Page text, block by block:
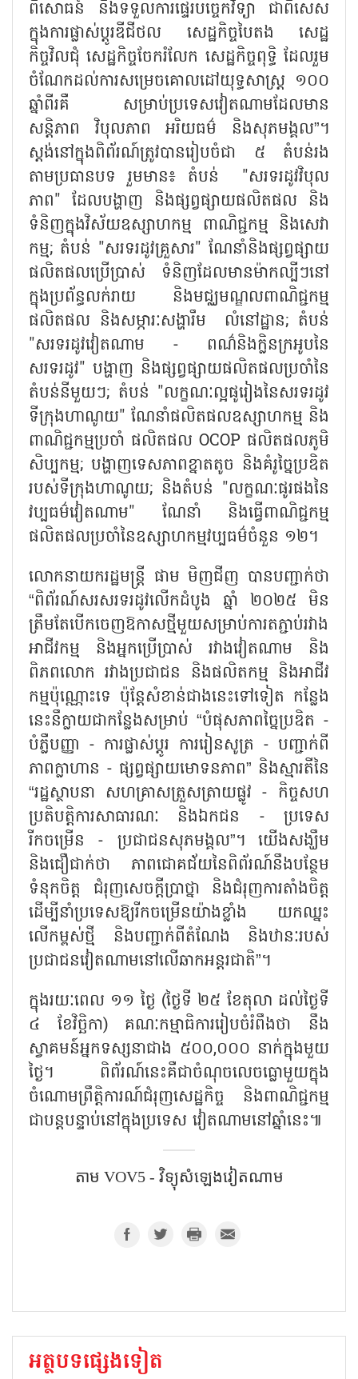
ពិសោធន៍ និងទទួលការផ្ទេរបច្ចេកវិទ្យា ជាពិសេស
ក្នុងការផ្លាស់ប្តូរឌីជីថល សេដ្ឋកិច្ចបៃតង សេដ្ឋ
កិច្ចវិលជុំ សេដ្ឋកិច្ចចែករំលែក សេដ្ឋកិច្ចពុទ្ធិ ដែលរួម
ចំណែកដល់ការសម្រេចគោលដៅយុទ្ធសាស្ត្រ ១០០
ឆ្នាំពីរគឺ សម្រាប់ប្រទេសវៀតណាមដែលមាន
សន្តិភាព វិបុលភាព អរិយធម៌ និងសុភមង្គល”។
ស្តង់នៅក្នុងពិព័រណ៍ត្រូវបានរៀបចំជា ៥ តំបន់រង
តាមប្រធានបទ រួមមាន៖ តំបន់ "សរទរដូវវិបុល
ភាព" ដែលបង្ហាញ និងផ្សព្វផ្សាយផលិតផល និង
ទំនិញក្នុងវិស័យឧស្សាហកម្ម ពាណិជ្ជកម្ម និងសេវា
កម្ម; តំបន់ "សរទរដូវគ្រួសារ" ណែនាំនិងផ្សព្វផ្សាយ
ផលិតផលប្រើប្រាស់ ទំនិញដែលមានម៉ាកល្បីៗនៅ
ក្នុងប្រព័ន្ធលក់រាយ និងមជ្ឈមណ្ឌលពាណិជ្ជកម្ម
ផលិតផល និងសម្ភារៈសង្ហារឹម លំនៅដ្ឋាន; តំបន់
"សរទរដូវវៀតណាម - ពណ៌និងក្លិនក្រអូបនៃ
សរទរដូវ" បង្ហាញ និងផ្សព្វផ្សាយផលិតផលប្រចាំនៃ
តំបន់នីមួយៗ; តំបន់ "លក្ខណៈល្អផូរៀងនៃសរទរដូវ
ទីក្រុងហាណូយ" ណែនាំផលិតផលឧស្សាហកម្ម និង
ពាណិជ្ជកម្មប្រចាំ ផលិតផល OCOP ផលិតផលភូមិ
សិប្បកម្ម; បង្ហាញទេសភាពខ្នាតតូច និងគំរូច្នៃប្រឌិត
របស់ទីក្រុងហាណូយ; និងតំបន់ "លក្ខណៈផូរផងនៃ
វប្បធម៌វៀតណាម" ណែនាំ និងធ្វើពាណិជ្ជកម្ម
ផលិតផលប្រចាំនៃឧស្សាហកម្មវប្បធម៌ចំនួន ១២។
លោកនាយករដ្ឋមន្ត្រី ផាម មិញជីញ បានបញ្ជាក់ថា
“ពិព័រណ៍សរសរទរដូវលើកដំបូង ឆ្នាំ ២០២៥ មិន
ត្រឹមតែបើកចេញឱកាសថ្មីមួយសម្រាប់ការតភ្ជាប់រវាង
អាជីវកម្ម និងអ្នកប្រើប្រាស់ រវាងវៀតណាម និង
ពិភពលោក រវាងប្រជាជន និងផលិតកម្ម និងអាជីវ
កម្មប៉ុណ្ណោះទេ ប៉ុន្តែសំខាន់ជាងនេះទៅទៀត កន្លែង
នេះនឹក្លាយជាកន្លែងសម្រាប់ “បំផុសភាពច្នៃប្រឌិត -
បំភ្លឺបញ្ញា - ការផ្លាស់ប្តូរ ការរៀនសូត្រ - បញ្ជាក់ពី
ភាពក្លាហាន - ផ្សព្វផ្សាយមោទនភាព” និងស្មារតីនៃ
“រដ្ឋស្ថាបនា សហគ្រាសត្រួសត្រាយផ្លូវ - កិច្ចសហ
ប្រតិបត្តិការសាធារណៈ និងឯកជន - ប្រទេស
រីកចម្រើន - ប្រជាជនសុភមង្គល”។ យើងសង្ឃឹម
និងជឿជាក់ថា ភាពជោគជ័យនៃពិព័រណ៍នឹងបន្ថែម
ទំនុកចិត្ត ជំរុញសេចក្តីប្រាថ្នា និងជំរុញការតាំងចិត្ត
ដើម្បីនាំប្រទេសឱ្យរីកចម្រើនយ៉ាងខ្លាំង យកឈ្នះ
លើកម្ពស់ថ្មី និងបញ្ជាក់ពីតំណែង និងឋានៈរបស់
ប្រជាជនវៀតណាមនៅលើឆាកអន្តរជាតិ”។
ក្នុងរយៈពេល ១១ ថ្ងៃ (ថ្ងៃទី ២៥ ខែតុលា ដល់ថ្ងៃទី
៤ ខែវិច្ឆិកា) គណៈកម្មាធិការរៀបចំរំពឹងថា នឹង
ស្វាគមន៍អ្នកទស្សនាជាង ៥០០,០០០ នាក់ក្នុងមួយ
ថ្ងៃ។ ពិព័រណ៍នេះគឺជាចំណុចលេចធ្លោមួយក្នុង
ចំណោមព្រឹត្តិការណ៍ជំរុញសេដ្ឋកិច្ច និងពាណិជ្ជកម្ម
ជាបន្តបន្ទាប់នៅក្នុងប្រទេស វៀតណាមនៅឆ្នាំនេះ៕
តាម VOV5 - វិទ្យុសំឡេង​វៀតណាម
អត្ថបទផ្សេងទៀត